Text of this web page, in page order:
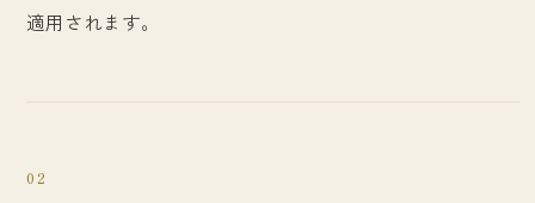
適用されます。
02